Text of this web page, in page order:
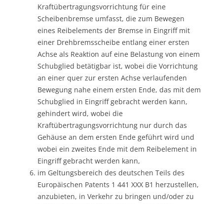
Kraftübertragungsvorrichtung für eine
Scheibenbremse umfasst, die zum Bewegen
eines Reibelements der Bremse in Eingriff mit
einer Drehbremsscheibe entlang einer ersten
Achse als Reaktion auf eine Belastung von einem
Schubglied betätigbar ist, wobei die Vorrichtung
an einer quer zur ersten Achse verlaufenden
Bewegung nahe einem ersten Ende, das mit dem
Schubglied in Eingriff gebracht werden kann,
gehindert wird, wobei die
Kraftübertragungsvorrichtung nur durch das
Gehäuse an dem ersten Ende geführt wird und
wobei ein zweites Ende mit dem Reibelement in
Eingriff gebracht werden kann,
im Geltungsbereich des deutschen Teils des
Europäischen Patents 1 441 XXX B1 herzustellen,
anzubieten, in Verkehr zu bringen und/oder zu